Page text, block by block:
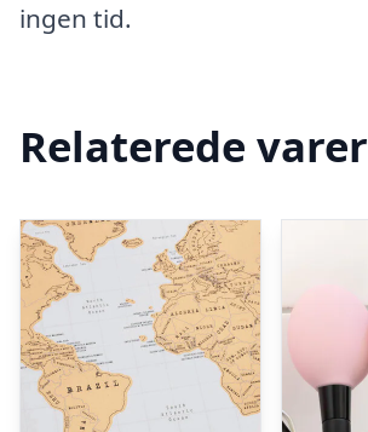
ingen tid.
Relaterede varer